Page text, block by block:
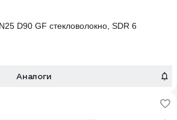
D90 GF стекловолокно, SDR 6
Аналоги